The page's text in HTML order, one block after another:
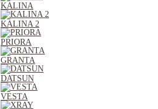
KALINA
KALINA 2
PRIORA
GRANTA
DATSUN
VESTA